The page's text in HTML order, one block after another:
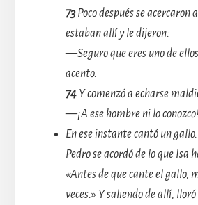
73Poco después se acercaron
estaban allí y le dijeron:
—Seguro que eres uno de
acento.
74Y comenzó a echarse
—¡A ese hombre ni lo
En ese instante cantó un gallo.
Pedro se acordó de lo que Isa
«Antes de que cante el gallo,
veces.» Y saliendo de allí,